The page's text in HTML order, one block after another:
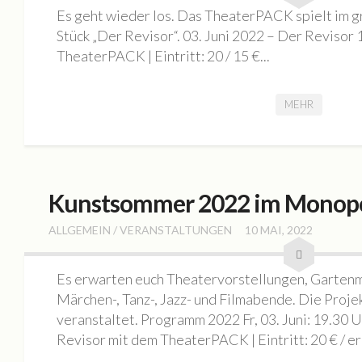
Rundgang
Archiv
Buchlesung Atelier Maritta Brückner
Tag der Offenen Ateliers 2022
Nacht der Kunst 2022
Fotos Kultur im Dialog | SKULPTUREN + Schwingungen /
Die Geschichte eines Tiny House
BILDAUSWAHL 2021
MONOPOL Nacht der Kunst 2021
Es geht wieder los. Das TheaterPACK spielt im
Stück „Der Revisor“. 03. Juni 2022 – Der Revisor
TheaterPACK | Eintritt: 20 / 15 €...
MEHR
Kunstsommer 2022 im
ALLGEMEIN /VERANSTALTUNGEN 10 MAI, 2022
Es erwarten euch Theatervorstellungen,
Märchen-, Tanz-, Jazz- und Filmabende. Die
veranstaltet. Programm 2022 Fr, 03. Juni: 19.30
Revisor mit dem TheaterPACK | Eintritt: 20 € /